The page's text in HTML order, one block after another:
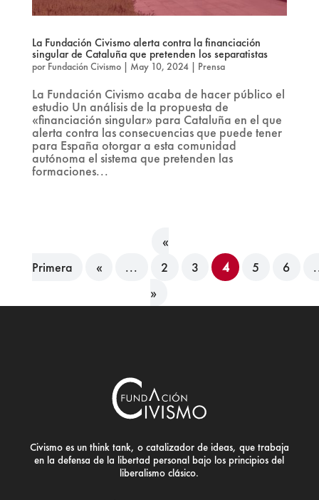
La Fundación Civismo alerta contra la financiación
singular de Cataluña que pretenden los separatistas
por Fundación Civismo| May 10, 2024| Prensa
La Fundación Civismo acaba de hacer público el
estudio Un análisis de la propuesta de
«financiación singular» para Cataluña en el que
alerta contra las consecuencias que puede tener
para España otorgar a esta comunidad
autónoma el sistema que pretenden las
formaciones...
«
Primera
« ... 2 3 4 5 6
»
Civismo es un think tank, o catalizador de ideas, que trabaja
en la defensa de la libertad personal bajo los principios del
liberalismo clásico.